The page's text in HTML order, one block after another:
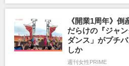
《開業1周年》
だらけの『ジャ
ダンス」がプチ
しか
週刊女性PRIME